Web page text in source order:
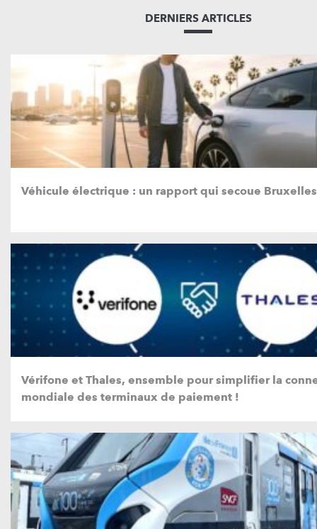
DERNIERS ARTICLES
Véhicule électrique : un rapport qui secoue
Vérifone et Thales, ensemble pour simplifier la
mondiale des terminaux de paiement !